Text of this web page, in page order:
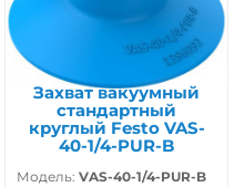
Захват вакуумный
стандартный
круглый Festo VAS-
40-1/4-PUR-B
Модель: VAS-40-1/4-PUR-B